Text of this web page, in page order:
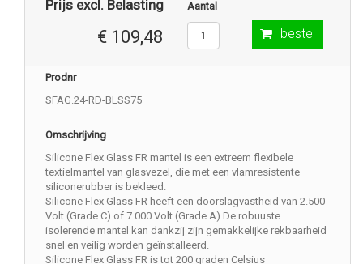
Prijs excl. Belasting
€ 109,48
Aantal
bestel
Prodnr
SFAG.24-RD-BLSS75
Omschrijving
Silicone Flex Glass FR mantel is een extreem flexibele
textielmantel van glasvezel, die met een vlamresistente
siliconerubber is bekleed.
Silicone Flex Glass FR heeft een doorslagvastheid van 2.500
Volt (Grade C) of 7.000 Volt (Grade A) De robuuste
isolerende mantel kan dankzij zijn gemakkelijke rekbaarheid
snel en veilig worden geïnstalleerd.
Silicone Flex Glass FR is tot 200 graden Celsius